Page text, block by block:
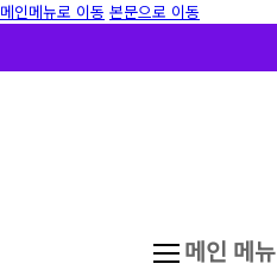
메인메뉴로 이동 본문으로 이동
메인 메뉴